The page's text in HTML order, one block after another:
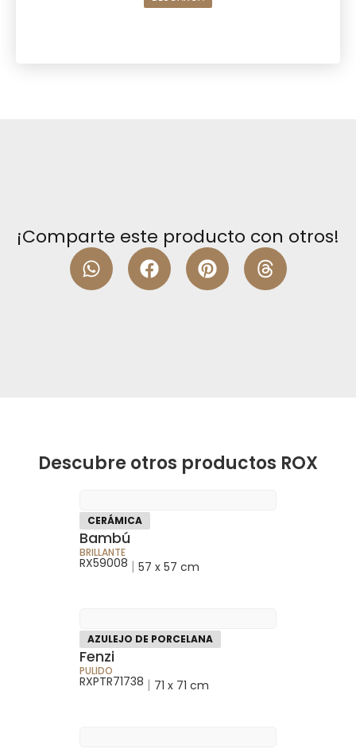
¡Comparte este producto con otros!
Descubre otros productos ROX
CERÁMICA
Bambú
BRILLANTE
RX59008 | 57 x 57 cm
AZULEJO DE PORCELANA
Fenzi
PULIDO
RXPTR71738 | 71 x 71 cm